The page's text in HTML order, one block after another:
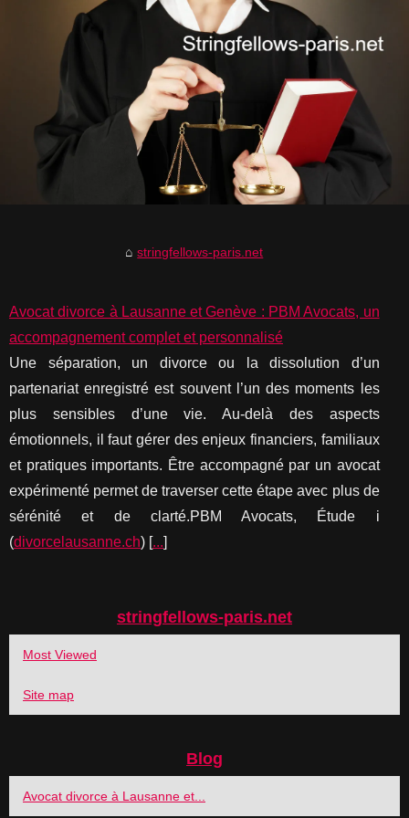
stringfellows-paris.net
Avocat divorce à Lausanne et Genève : PBM Avocats, un
accompagnement complet et personnalisé
Une séparation, un divorce ou la dissolution d’un
partenariat enregistré est souvent l’un des moments les
plus sensibles d’une vie. Au-delà des aspects
émotionnels, il faut gérer des enjeux financiers, familiaux
et pratiques importants. Être accompagné par un avocat
expérimenté permet de traverser cette étape avec plus de
sérénité et de clarté.PBM Avocats, Étude i
(divorcelausanne.ch) [...]
stringfellows-paris.net
Most Viewed
Site map
Blog
Avocat divorce à Lausanne et...